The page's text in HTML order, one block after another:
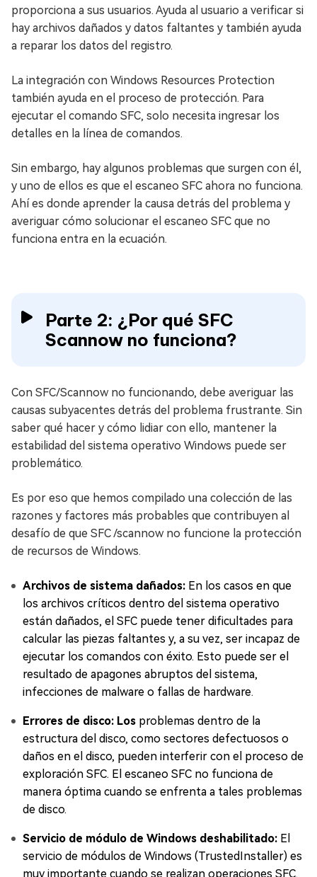
proporciona a sus usuarios. Ayuda al usuario a verificar si
hay archivos dañados y datos faltantes y también ayuda
a reparar los datos del registro.
La integración con Windows Resources Protection
también ayuda en el proceso de protección. Para
ejecutar el comando SFC, solo necesita ingresar los
detalles en la línea de comandos.
Sin embargo, hay algunos problemas que surgen con él,
y uno de ellos es que el escaneo SFC ahora no funciona.
Ahí es donde aprender la causa detrás del problema y
averiguar cómo solucionar el escaneo SFC que no
funciona entra en la ecuación.
Parte 2: ¿Por qué SFC
Scannow no funciona?
Con SFC/Scannow no funcionando, debe averiguar las
causas subyacentes detrás del problema frustrante. Sin
saber qué hacer y cómo lidiar con ello, mantener la
estabilidad del sistema operativo Windows puede ser
problemático.
Es por eso que hemos compilado una colección de las
razones y factores más probables que contribuyen al
desafío de que SFC /scannow no funcione la protección
de recursos de Windows.
Archivos de sistema dañados: En los casos en que
los archivos críticos dentro del sistema operativo
están dañados, el SFC puede tener dificultades para
calcular las piezas faltantes y, a su vez, ser incapaz de
ejecutar los comandos con éxito. Esto puede ser el
resultado de apagones abruptos del sistema,
infecciones de malware o fallas de hardware.
Errores de disco: Los problemas dentro de la
estructura del disco, como sectores defectuosos o
daños en el disco, pueden interferir con el proceso de
exploración SFC. El escaneo SFC no funciona de
manera óptima cuando se enfrenta a tales problemas
de disco.
Servicio de módulo de Windows deshabilitado: El
servicio de módulos de Windows (TrustedInstaller) es
muy importante cuando se realizan operaciones SFC.